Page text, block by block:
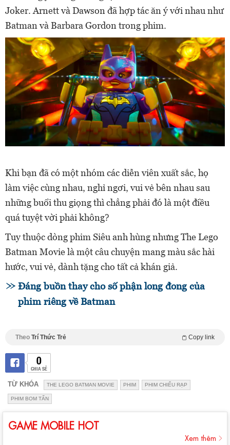
Joker. Arnett và Dawson đã hợp tác ăn ý với nhau như
Batman và Barbara Gordon trong phim.
Khi bạn đã có một nhóm các diễn viên xuất sắc, họ
làm việc cùng nhau, nghỉ ngơi, vui vẻ bên nhau sau
những buổi thu giọng thì chẳng phải đó là một điều
quá tuyệt vời phải không?
Tuy thuộc dòng phim Siêu anh hùng nhưng The Lego
Batman Movie là một câu chuyện mang màu sắc hài
hước, vui vẻ, dành tặng cho tất cả khán giả.
Đáng buồn thay cho số phận long đong của
phim riêng về Batman
Theo Trí Thức Trẻ Copy link
0
CHIA SẺ
TỪ KHÓA THE LEGO BATMAN MOVIE PHIM PHIM CHIẾU RẠP
PHIM BOM TẤN
GAME MOBILE HOT
Xem thêm